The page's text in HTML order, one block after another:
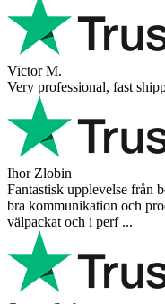
Victor M.
Very professional, fast
Ihor Zlobin
Fantastisk upplevelse från
bra kommunikation och
välpackat och i perf ...